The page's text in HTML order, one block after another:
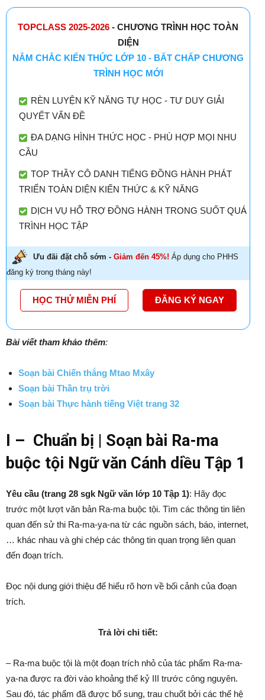
TOPCLASS 2025-2026 - CHƯƠNG TRÌNH HỌC TOÀN
DIỆN
NẮM CHẮC KIẾN THỨC LỚP 10 - BẤT CHẤP CHƯƠNG
TRÌNH HỌC MỚI
RÈN LUYỆN KỸ NĂNG TỰ HỌC - TƯ DUY GIẢI
QUYẾT VẤN ĐỀ
ĐA DẠNG HÌNH THỨC HỌC - PHÙ HỢP MỌI NHU
CẦU
TOP THẦY CÔ DANH TIẾNG ĐỒNG HÀNH PHÁT
TRIỂN TOÀN DIỆN KIẾN THỨC & KỸ NĂNG
DỊCH VỤ HỖ TRỢ ĐỒNG HÀNH TRONG SUỐT QUÁ
TRÌNH HỌC TẬP
Ưu đãi đặt chỗ sớm - Giảm đến 45%! Áp dụng cho PHHS
đăng ký trong tháng này!
HỌC THỬ MIỄN PHÍ ĐĂNG KÝ NGAY
Bài viết tham khảo thêm:
Soạn bài Chiến thắng Mtao Mxây
Soạn bài Thần trụ trời
Soạn bài Thực hành tiếng Việt trang 32
I – Chuẩn bị | Soạn bài Ra-ma
buộc tội Ngữ văn Cánh diều Tập 1
Yêu cầu (trang 28 sgk Ngữ văn lớp 10 Tập 1): Hãy đọc
trước một lượt văn bản Ra-ma buộc tội. Tìm các thông tin liên
quan đến sử thi Ra-ma-ya-na từ các nguồn sách, báo, internet,
… khác nhau và ghi chép các thông tin quan trọng liên quan
đến đoạn trích.
Đọc nội dung giới thiệu để hiểu rõ hơn về bối cảnh của đoạn
trích.
Trả lời chi tiết:
– Ra-ma buộc tội là một đoạn trích nhỏ của tác phẩm Ra-ma-
ya-na được ra đời vào khoảng thế kỷ III trước công nguyên.
Sau đó, tác phẩm đã được bổ sung, trau chuốt bởi các thế hệ